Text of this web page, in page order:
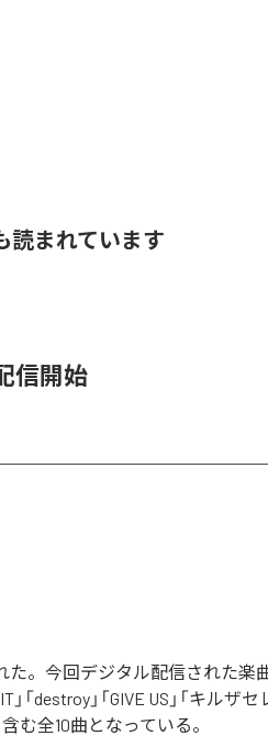
読まれています
信開始
た。今回デジタル配信された楽
「destroy」「GIVE US」「キルザセ
含む全10曲となっている。